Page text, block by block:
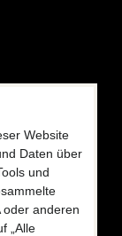
Website
Daten über
und
oder anderen
„Alle